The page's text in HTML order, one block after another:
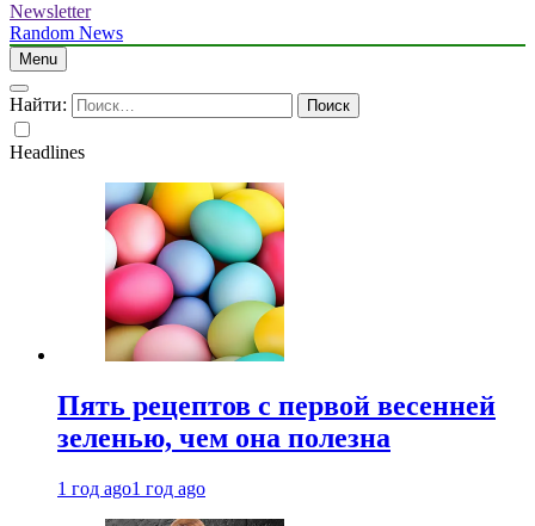
Newsletter
Random News
Menu
Найти:
Headlines
Пять рецептов с первой весенней
зеленью, чем она полезна
1 год ago1 год ago